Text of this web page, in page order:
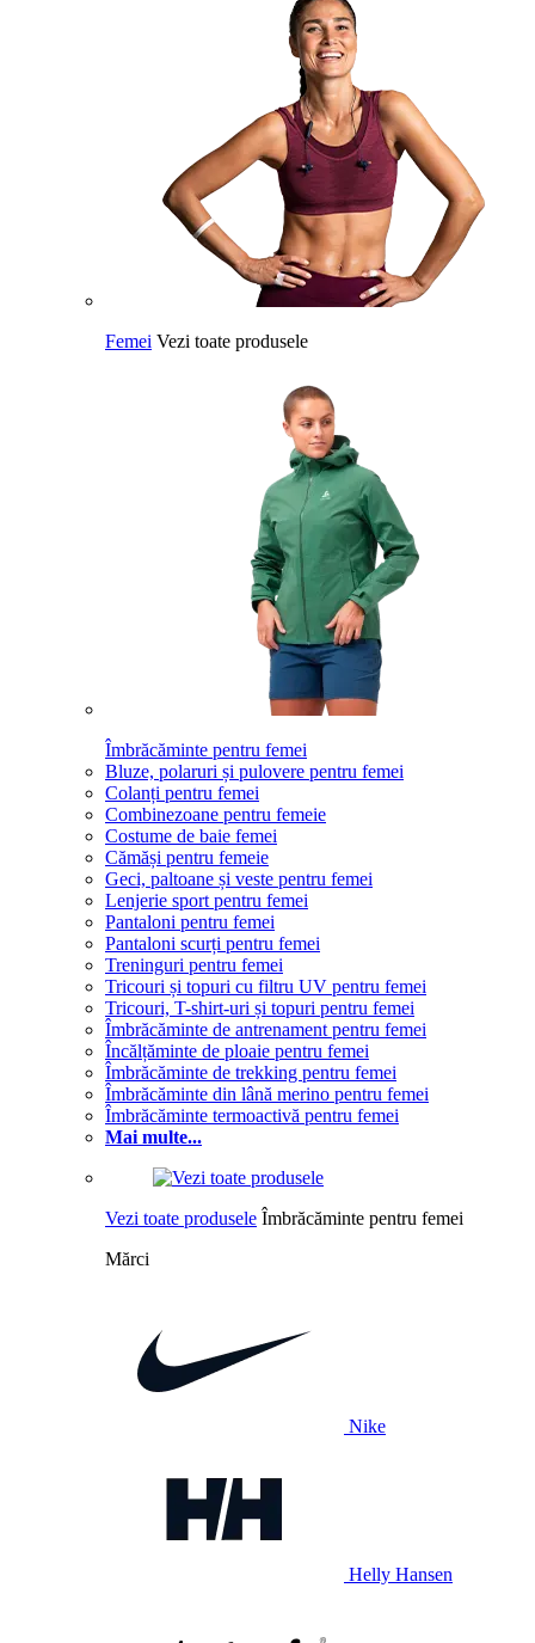
Femei Vezi toate produsele
Îmbrăcăminte pentru femei
Bluze, polaruri și pulovere pentru femei
Colanți pentru femei
Combinezoane pentru femeie
Costume de baie femei
Cămăși pentru femeie
Geci, paltoane și veste pentru femei
Lenjerie sport pentru femei
Pantaloni pentru femei
Pantaloni scurți pentru femei
Treninguri pentru femei
Tricouri și topuri cu filtru UV pentru femei
Tricouri, T-shirt-uri și topuri pentru femei
Îmbrăcăminte de antrenament pentru femei
Încălțăminte de ploaie pentru femei
Îmbrăcăminte de trekking pentru femei
Îmbrăcăminte din lână merino pentru femei
Îmbrăcăminte termoactivă pentru femei
Mai multe...
Vezi toate produsele Îmbrăcăminte pentru femei
Mărci
Nike
Helly Hansen